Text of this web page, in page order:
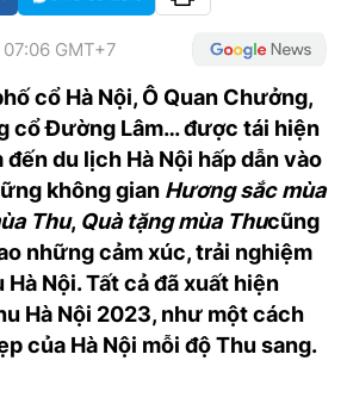
GMT+7
cổ Hà Nội, Ô Quan Chưởng,
cổ Đường Lâm… được tái hiện
du lịch Hà Nội hấp dẫn vào
không gian Hương sắc mùa
Thu, Quà tặng mùa Thucũng
những cảm xúc, trải nghiệm
Nội. Tất cả đã xuất hiện
Hà Nội 2023, như một cách
của Hà Nội mỗi độ Thu sang.